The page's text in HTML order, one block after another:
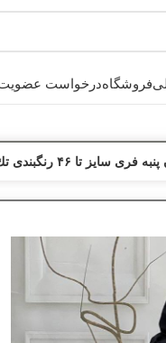
فروشگاهدرخواست
تا ۴۶ رنگبندی تك رنگ